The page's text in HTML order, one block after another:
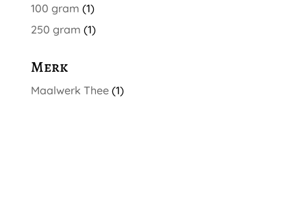
100 gram (1)
250 gram (1)
Merk
Maalwerk Thee (1)